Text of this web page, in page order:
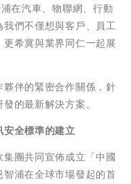
在汽車、物聯網、行動
們不僅想與客戶、員工
希冀與業界同仁一起展
伴的緊密合作關係，針
的最新解決方案。
全標準的建立
團共同宣佈成立「中國
浦在全球市場發起的首